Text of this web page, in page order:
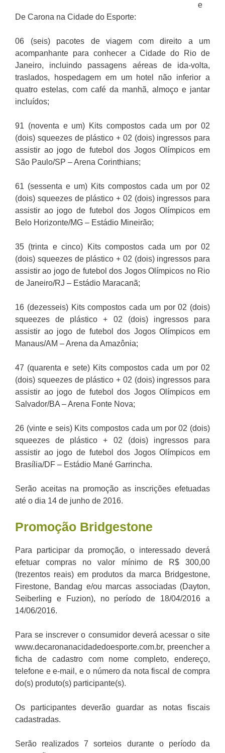
e
De Carona na Cidade do Esporte:
06 (seis) pacotes de viagem com direito a um
acompanhante para conhecer a Cidade do Rio de
Janeiro, incluindo passagens aéreas de ida-volta,
traslados, hospedagem em um hotel não inferior a
quatro estelas, com café da manhã, almoço e jantar
incluídos;
91 (noventa e um) Kits compostos cada um por 02
(dois) squeezes de plástico + 02 (dois) ingressos para
assistir ao jogo de futebol dos Jogos Olímpicos em
São Paulo/SP – Arena Corinthians;
61 (sessenta e um) Kits compostos cada um por 02
(dois) squeezes de plástico + 02 (dois) ingressos para
assistir ao jogo de futebol dos Jogos Olímpicos em
Belo Horizonte/MG – Estádio Mineirão;
35 (trinta e cinco) Kits compostos cada um por 02
(dois) squeezes de plástico + 02 (dois) ingressos para
assistir ao jogo de futebol dos Jogos Olímpicos no Rio
de Janeiro/RJ – Estádio Maracanã;
16 (dezesseis) Kits compostos cada um por 02 (dois)
squeezes de plástico + 02 (dois) ingressos para
assistir ao jogo de futebol dos Jogos Olímpicos em
Manaus/AM – Arena da Amazônia;
47 (quarenta e sete) Kits compostos cada um por 02
(dois) squeezes de plástico + 02 (dois) ingressos para
assistir ao jogo de futebol dos Jogos Olímpicos em
Salvador/BA – Arena Fonte Nova;
26 (vinte e seis) Kits compostos cada um por 02 (dois)
squeezes de plástico + 02 (dois) ingressos para
assistir ao jogo de futebol dos Jogos Olímpicos em
Brasília/DF – Estádio Mané Garrincha.
Serão aceitas na promoção as inscrições efetuadas
até o dia 14 de junho de 2016.
Promoção Bridgestone
Para participar da promoção, o interessado deverá
efetuar compras no valor mínimo de R$ 300,00
(trezentos reais) em produtos da marca Bridgestone,
Firestone, Bandag e/ou marcas associadas (Dayton,
Seiberling e Fuzion), no período de 18/04/2016 a
14/06/2016.
Para se inscrever o consumidor deverá acessar o site
www.decaronanacidadedoesporte.com.br, preencher a
ficha de cadastro com nome completo, endereço,
telefone e e-mail, e o número da nota fiscal de compra
do(s) produto(s) participante(s).
Os participantes deverão guardar as notas fiscais
cadastradas.
Serão realizados 7 sorteios durante o período da